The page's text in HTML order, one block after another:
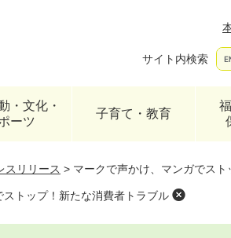
サイト内検索
・文化・
ーツ
子育て・教育
スリリース > マークで声かけ、マンガでス
トップ！新たな消費者トラブル